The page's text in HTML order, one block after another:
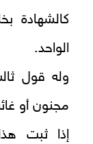
كالشهادة
الواحد.
وله قول
مجنون أو
إذا ثبت